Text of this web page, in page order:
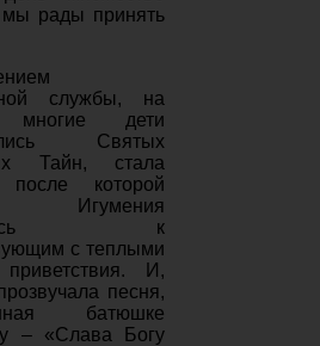
мы рады принять
службы, на
многие дети
Святых
Тайн, стала
после которой
Игумения
к
с теплыми
И,
песня,
батюшке
– «Слава Богу